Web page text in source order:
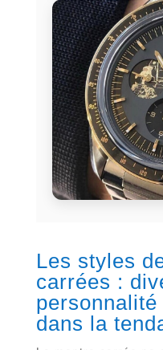
Les styles
carrées :
dans la